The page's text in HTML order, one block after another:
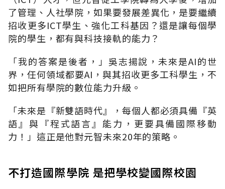
了管理、人社學院，如果要發展差異化，是要繼續
招收更多ICT學生、強化工科基因？還是讓每個學
院的學生，都有與科技接軌的能力？
「我的答案是後者，」吳志揚說，未來是AI的世
界，任何領域都要AI，與其招收更多工科學生，不
如把所有學院的數位能力升級。
「未來是『新雙語時代』，每個人都必須具備『英
語』與『程式語言』能力，更要具備國際移動
力！」這正是他對元智未來20年的策略。
不打造國際學院 是把學校變國際校園